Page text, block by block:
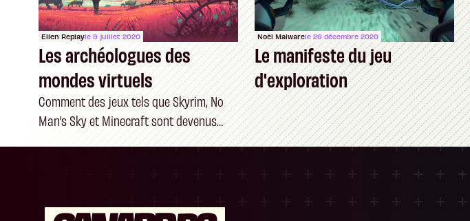
Ellen Replayle 9 juillet 2020
Les archéologues des
mondes virtuels
Comment des jeux tels que Skyrim, No
Man’s Sky et Minecraft sont devenus
Noël Malwarele 26 décembre 2020
Le manifeste du jeu
d'exploration